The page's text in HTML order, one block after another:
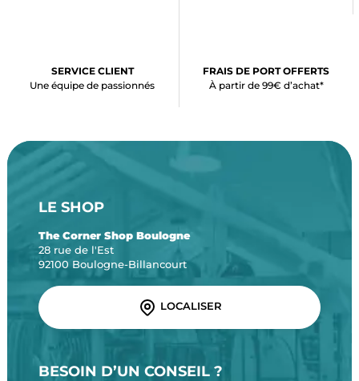
SERVICE CLIENT
Une équipe de passionnés
FRAIS DE PORT OFFERTS
À partir de 99€ d’achat*
LE SHOP
The Corner Shop Boulogne
28 rue de l'Est
92100 Boulogne-Billancourt
LOCALISER
BESOIN D’UN CONSEIL ?